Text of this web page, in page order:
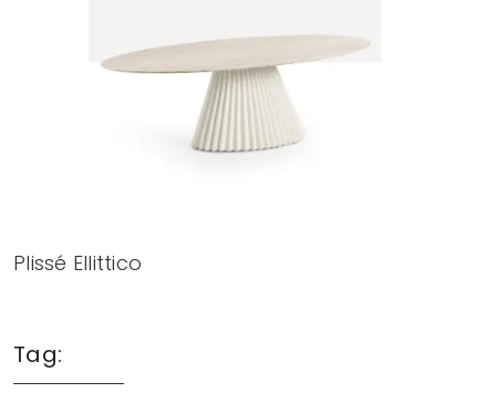
Plissé Ellittico
Tag: